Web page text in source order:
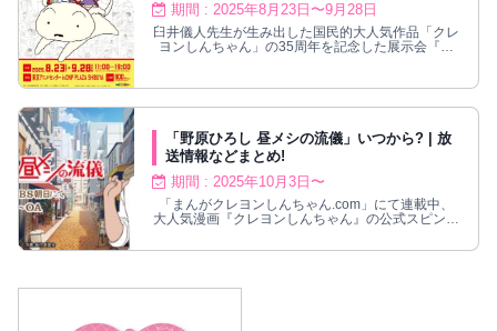
期間 : 2025年8月23日〜9月28日
臼井儀人先生が生み出した国民的大人気作品「クレ
ヨンしんちゃん」の35周年を記念した展示会『原
にて2025年8月23日〜9月28日まで開催される。原
作・アニメの展示やフォトスポット、ミニゲームな
「野原ひろし 昼メシの流儀」いつから? | 放
送情報などまとめ!
期間 : 2025年10月3日〜
「まんがクレヨンしんちゃん.com」にて連載中、
大人気漫画『クレヨンしんちゃん』の公式スピンオ
PV・ビジュアル公開状況、キャラクター・声優の